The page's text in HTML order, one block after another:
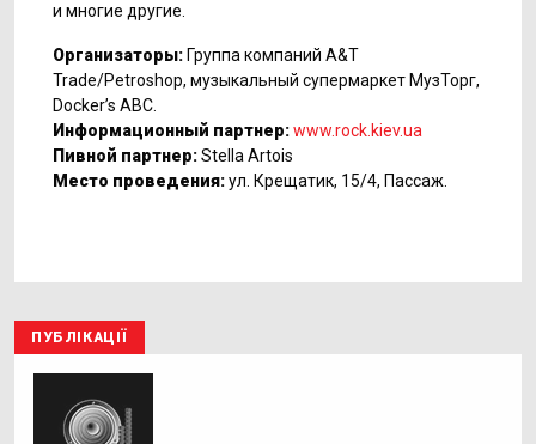
и многие другие.
Организаторы: Группа компаний А&T
Trade/Petroshop, музыкальный супермаркет МузТорг,
Docker’s ABC.
Информационный партнер:www.rock.kiev.ua
Пивной партнер:Stella Artois
Место проведения:ул. Крещатик, 15/4, Пассаж.
ПУБЛІКАЦІЇ